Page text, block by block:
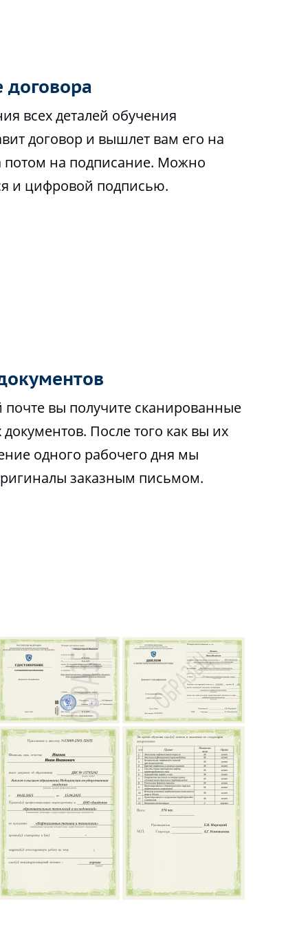
договора
всех деталей обучения
договор и вышлет вам его на
потом на подписание. Можно
и цифровой подписью.
почте вы получите сканированные
После того как вы их
одного рабочего дня мы
заказным письмом.